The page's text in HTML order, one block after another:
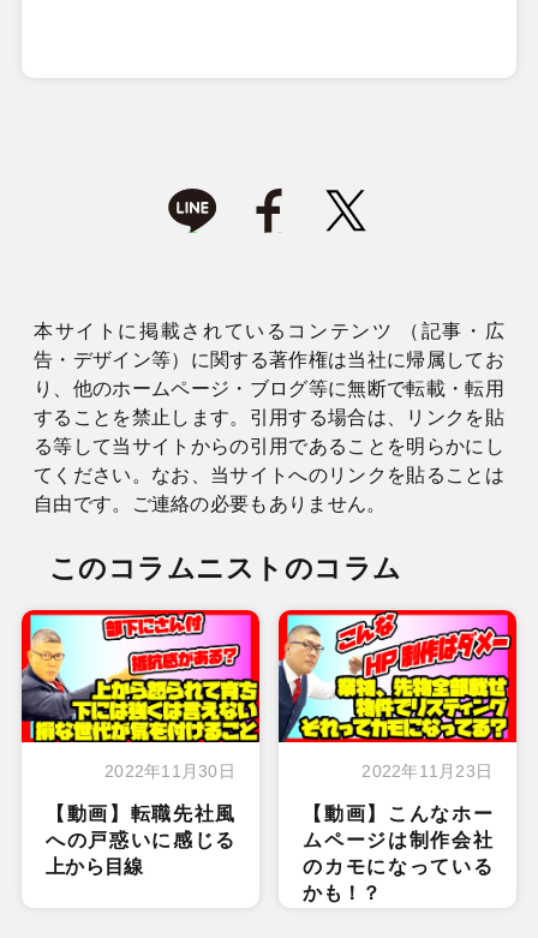
本サイトに掲載されているコンテンツ （記事・広
告・デザイン等）に関する著作権は当社に帰属してお
り、他のホームページ・ブログ等に無断で転載・転用
することを禁止します。引用する場合は、リンクを貼
る等して当サイトからの引用であることを明らかにし
てください。なお、当サイトへのリンクを貼ることは
自由です。ご連絡の必要もありません。
このコラムニストのコラム
2022年11月30日
【動画】転職先社風
への戸惑いに感じる
上から目線
2022年11月23日
【動画】こんなホー
ムページは制作会社
のカモになっている
かも！？